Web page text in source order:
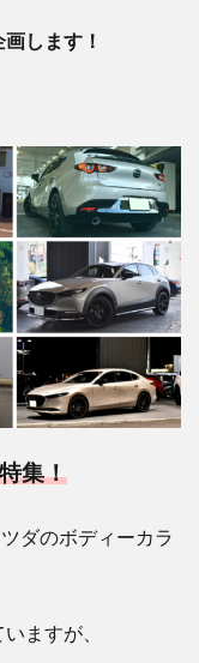
します！
集！
ダのボディーカラ
ますが、